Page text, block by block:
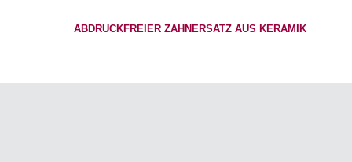
ABDRUCKFREIER ZAHNERSATZ AUS KERAMIK